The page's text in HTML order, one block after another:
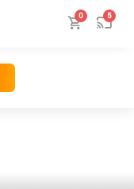
0 5